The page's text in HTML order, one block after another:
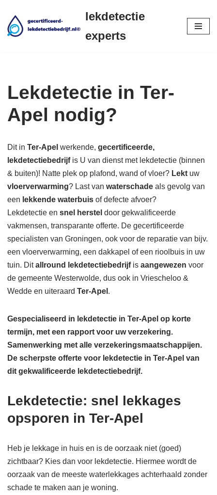
Ga
lekdetectie
experts
Lekdetectie in Ter-
Apel nodig?
Dit in Ter-Apel werkende, gecertificeerde,
lekdetectiebedrijf is U van dienst met lekdetectie (binnen
& buiten)! Natte plek op plafond, wand of vloer? Lekt uw
vloerverwarming? Last van waterschade als gevolg van
een lekkende waterbuis of defecte afvoer?
Lekdetectie en snel herstel door gekwalificeerde
vakmensen, transparante offerte. De gecertificeerde
specialisten van Groningen, ook voor de reparatie van bijv.
een vloerverwarming, een dakkapel of een rioolbuis in uw
tuin. Ditallround lekdetectiebedrijfis aangewezen voor
de gemeente Westerwolde, dus ook in Vriescheloo &
Wedde en uiteraard Ter-Apel .
Gespecialiseerd in lekdetectie in Ter-Apel op korte
termijn, met een rapport voor uw verzekering.
Samenwerking met alle verzekeringsmaatschappijen.
De scherpste offerte voor lekdetectie in Ter-Apel van
dit gekwalificeerde lekdetectiebedrijf.
Lekdetectie: snel lekkages
opsporen in Ter-Apel
Heb je lekkage in huis en is de oorzaak niet (goed)
zichtbaar? Kies dan voor lekdetectie. Hiermee wordt de
oorzaak van de meeste waterlekkages achterhaald zonder
schade te maken aan je woning.